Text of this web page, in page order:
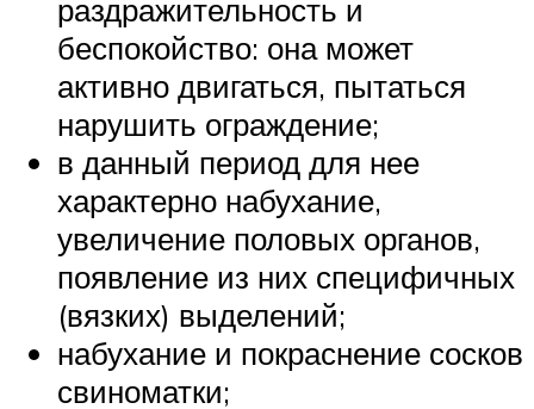
раздражительность и
беспокойство: она может
активно двигаться, пытаться
нарушить ограждение;
в данный период для нее
характерно набухание,
увеличение половых органов,
появление из них специфичных
(вязких) выделений;
набухание и покраснение сосков
свиноматки;